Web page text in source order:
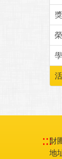
:::財
地